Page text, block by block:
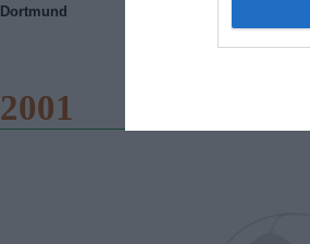
Dortmund
2001